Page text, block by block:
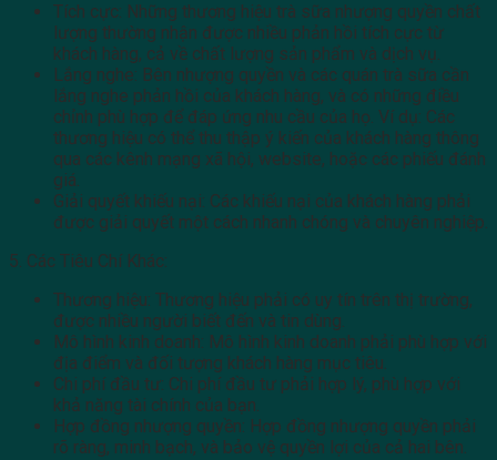
Tích cực: Những thương hiệu trà sữa nhượng quyền chất
lượng thường nhận được nhiều phản hồi tích cực từ
khách hàng, cả về chất lượng sản phẩm và dịch vụ.
Lắng nghe: Bên nhượng quyền và các quán trà sữa cần
lắng nghe phản hồi của khách hàng, và có những điều
chỉnh phù hợp để đáp ứng nhu cầu của họ. Ví dụ: Các
thương hiệu có thể thu thập ý kiến của khách hàng thông
qua các kênh mạng xã hội, website, hoặc các phiếu đánh
giá.
Giải quyết khiếu nại: Các khiếu nại của khách hàng phải
được giải quyết một cách nhanh chóng và chuyên nghiệp.
5. Các Tiêu Chí Khác:
Thương hiệu: Thương hiệu phải có uy tín trên thị trường,
được nhiều người biết đến và tin dùng.
Mô hình kinh doanh: Mô hình kinh doanh phải phù hợp với
địa điểm và đối tượng khách hàng mục tiêu.
Chi phí đầu tư: Chi phí đầu tư phải hợp lý, phù hợp với
khả năng tài chính của bạn.
Hợp đồng nhượng quyền: Hợp đồng nhượng quyền phải
rõ ràng, minh bạch, và bảo vệ quyền lợi của cả hai bên.